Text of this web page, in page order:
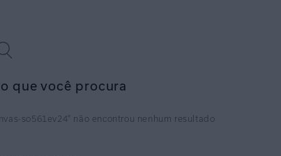
que você procura
so561ev24